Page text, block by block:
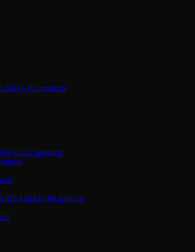
92 products
222 products
LIBRE106 products